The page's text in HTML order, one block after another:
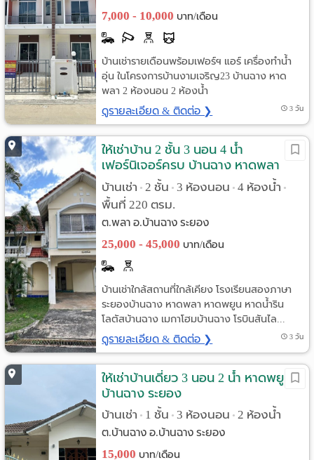
7,000 - 10,000 บาท/เดือน
บ้านเช่ารายเดือนพร้อมเฟอร์ฯ แอร์ เครื่องทำน้ำ
อุ่น ในโครงการบ้านงามเจริญ23 บ้านฉาง หาด
พลา 2 ห้องนอน 2 ห้องน้ำ
ดูรายละเอียด & ติดต่อ ❯ 3 วัน
ให้เช่าบ้าน 2 ชั้น 3 นอน 4 น้ำ
เฟอร์นิเจอร์ครบ บ้านฉาง หาดพลา
ระยอง
บ้านเช่า • 2 ชั้น • 3 ห้องนอน • 4 ห้องน้ำ •
พื้นที่ 220 ตรม.
ต.พลา อ.บ้านฉาง ระยอง
25,000 - 45,000 บาท/เดือน
บ้านเช่าใกล้สถานที่ใกล้เคียง โรงเรียนสองภาษา
ระยองบ้านฉาง หาดพลา หาดพยูน หาดน้ำริน
โลตัสบ้านฉาง เมกาโฮมบ้านฉาง โรบินสันไล...
ดูรายละเอียด & ติดต่อ ❯ 3 วัน
ให้เช่าบ้านเดี่ยว 3 นอน 2 น้ำ หาดพยูน
บ้านฉาง ระยอง
บ้านเช่า • 1 ชั้น • 3 ห้องนอน • 2 ห้องน้ำ
ต.บ้านฉาง อ.บ้านฉาง ระยอง
15,000 บาท/เดือน